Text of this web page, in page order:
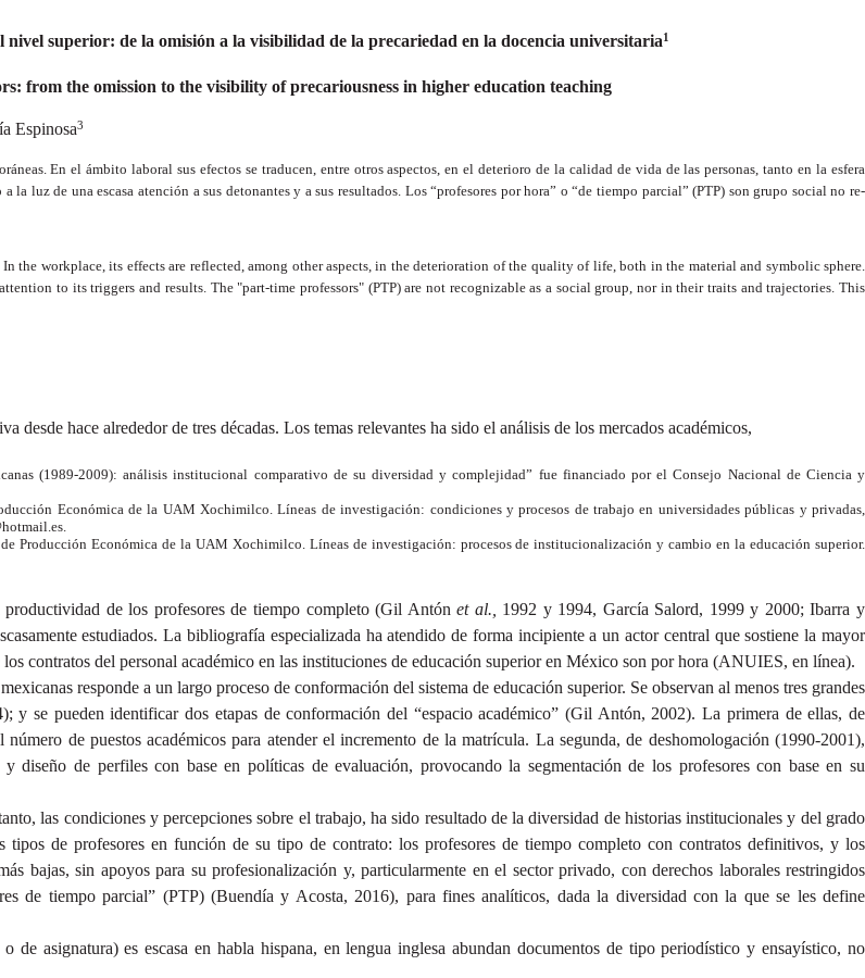
nivel superior: de la omisión a la visibilidad de la precariedad en la docencia universitaria1
from the omission to the visibility of precariousness in higher education teaching
Espinosa3
En el ámbito laboral sus efectos se traducen, entre otros aspectos, en el deterioro de la calidad de vida de las personas, tanto en la esfera
luz de una escasa atención a sus detonantes y a sus resultados. Los “profesores por hora” o “de tiempo parcial” (PTP) son grupo social no re-
the workplace, its effects are reflected, among other aspects, in the deterioration of the quality of life, both in the material and symbolic sphere.
to its triggers and results. The "part-time professors" (PTP) are not recognizable as a social group, nor in their traits and trajectories. This
hace alrededor de tres décadas. Los temas relevantes ha sido el análisis de los mercados académicos,
(1989-2009): análisis institucional comparativo de su diversidad y complejidad” fue financiado por el Consejo Nacional de Ciencia y
Económica de la UAM Xochimilco. Líneas de investigación: condiciones y procesos de trabajo en universidades públicas y privadas,
Producción Económica de la UAM Xochimilco. Líneas de investigación: procesos de institucionalización y cambio en la educación superior.
productividad de los profesores de tiempo completo (Gil Antónet al., 1992 y 1994, García Salord, 1999 y 2000; Ibarra y
estudiados. La bibliografía especializada ha atendido de forma incipiente a un actor central que sostiene la mayor
contratos del personal académico en las instituciones de educación superior en México son por hora (ANUIES, en línea).
responde a un largo proceso de conformación del sistema de educación superior. Se observan al menos tres grandes
se pueden identificar dos etapas de conformación del “espacio académico” (Gil Antón, 2002). La primera de ellas, de
de puestos académicos para atender el incremento de la matrícula. La segunda, de deshomologación (1990-2001),
diseño de perfiles con base en políticas de evaluación, provocando la segmentación de los profesores con base en su
las condiciones y percepciones sobre el trabajo, ha sido resultado de la diversidad de historias institucionales y del grado
de profesores en función de su tipo de contrato: los profesores de tiempo completo con contratos definitivos, y los
bajas, sin apoyos para su profesionalización y, particularmente en el sector privado, con derechos laborales restringidos
de tiempo parcial” (PTP) (Buendía y Acosta, 2016), para fines analíticos, dada la diversidad con la que se les define
asignatura) es escasa en habla hispana, en lengua inglesa abundan documentos de tipo periodístico y ensayístico, no